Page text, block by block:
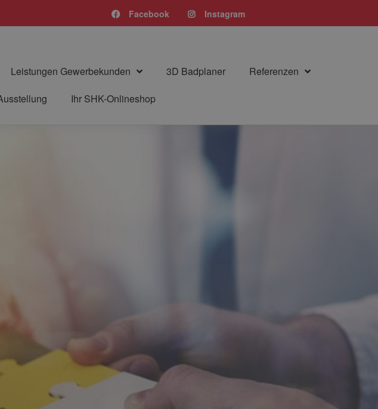
Facebook Instagram
Leistungen Gewerbekunden 3D Badplaner
Referenzen
Ihr SHK-Onlineshop